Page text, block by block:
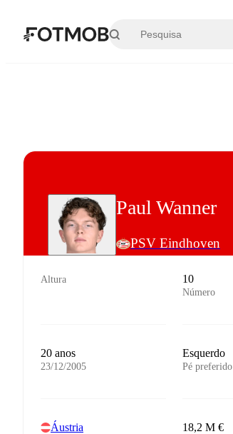
Paul Wanner
PSV Eindhoven
Altura 10
Número
20 anos
23/12/2005
Esquerdo
Pé preferido
Áustria 18,2 M €